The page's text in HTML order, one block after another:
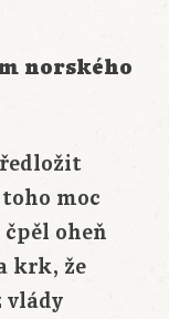
norského
moc
oheň
krk, že
vlády